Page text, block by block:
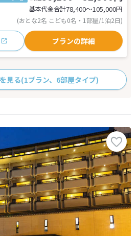
基本代金合計78,400〜105,000円
(おとな2名 こども0名・1部屋/1泊2日)
プランの詳細
見る(1プラン、6部屋タイプ)